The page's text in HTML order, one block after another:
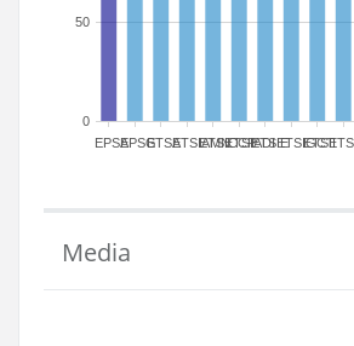
EPSAEPSGETSAETSIAMN
ETSICCP
ETSIADI
ETSIEETSIGCT
ETSII
0
50
Media